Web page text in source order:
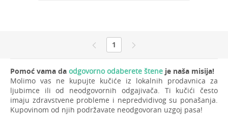
1
Pomoć vama da odgovorno odaberete štene je naša misija!
Molimo vas ne kupujte kučiće iz lokalnih prodavnica za
ljubimce ili od neodgovornih odgajivača. Ti kučići često
imaju zdravstvene probleme i nepredvidivog su ponašanja.
Kupovinom od njih podržavate neodgovoran uzgoj pasa!